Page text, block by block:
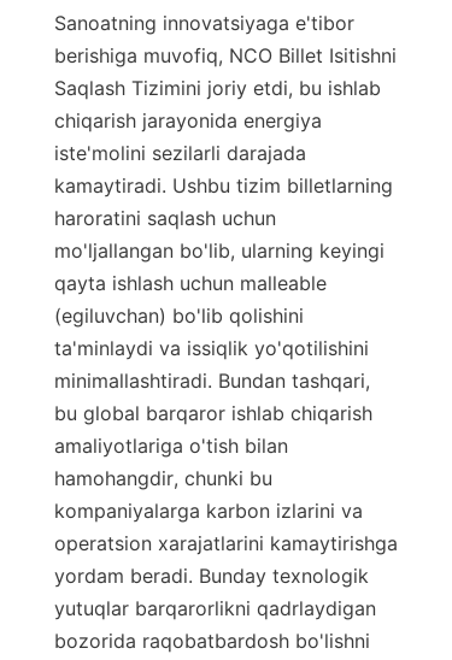
Sanoatning innovatsiyaga e'tibor
berishiga muvofiq, NCO Billet Isitishni
Saqlash Tizimini joriy etdi, bu ishlab
chiqarish jarayonida energiya
iste'molini sezilarli darajada
kamaytiradi. Ushbu tizim billetlarning
haroratini saqlash uchun
mo'ljallangan bo'lib, ularning keyingi
qayta ishlash uchun malleable
(egiluvchan) bo'lib qolishini
ta'minlaydi va issiqlik yo'qotilishini
minimallashtiradi. Bundan tashqari,
bu global barqaror ishlab chiqarish
amaliyotlariga o'tish bilan
hamohangdir, chunki bu
kompaniyalarga karbon izlarini va
operatsion xarajatlarini kamaytirishga
yordam beradi. Bunday texnologik
yutuqlar barqarorlikni qadrlaydigan
bozorida raqobatbardosh bo'lishni